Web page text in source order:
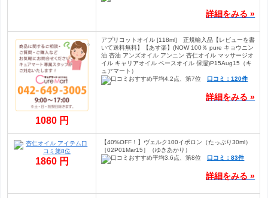
詳細をみる »
1080 円
アプリコットオイル [118ml] 正規輸入品【レビューを書
いて送料無料】【あす楽】(NOW 100％ pure キョウニン
油 杏油 アンズオイル アンニン 杏仁オイル マッサージオ
イル キャリアオイル ベースオイル 保湿)P15Aug15（キ
ュアマート）
口コミ：120件
詳細をみる »
1860 円
【40%OFF！】ヴェルク100イポロン（たっぷり30ml）
［02P01Mar15］（ゆきあかり）
口コミ：83件
詳細をみる »